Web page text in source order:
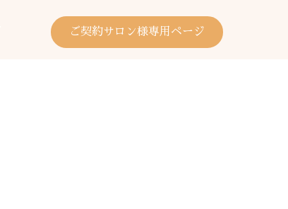
ご契約サロン様専用ページ